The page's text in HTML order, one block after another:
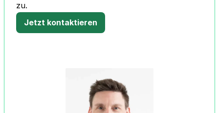
zu.
Jetzt kontaktieren